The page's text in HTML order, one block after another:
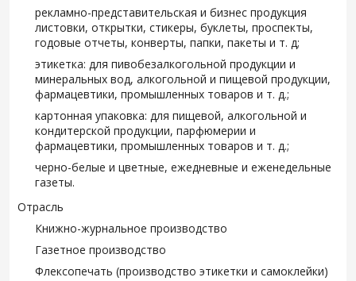
рекламно-представительская и бизнес продукция
листовки, открытки, стикеры, буклеты, проспекты,
годовые отчеты, конверты, папки, пакеты и т. д;
этикетка: для пивобезалкогольной продукции и
минеральных вод, алкогольной и пищевой продукции,
фармацевтики, промышленных товаров и т. д.;
картонная упаковка: для пищевой, алкогольной и
кондитерской продукции, парфюмерии и
фармацевтики, промышленных товаров и т. д.;
черно-белые и цветные, ежедневные и еженедельные
газеты.
Отрасль
Книжно-журнальное производство
Газетное производство
Флексопечать (производство этикетки и самоклейки)